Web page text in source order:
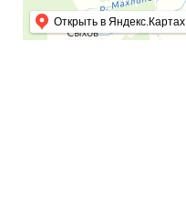
Открыть в Яндекс.Картах